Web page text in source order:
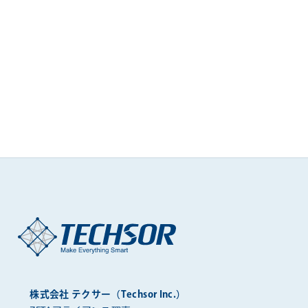
株式会社 テクサー（Techsor Inc.）